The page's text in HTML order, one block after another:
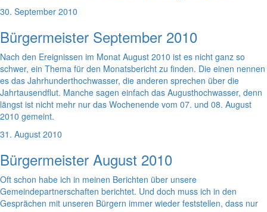
30. September 2010
Bürgermeister September 2010
Nach den Ereignissen im Monat August 2010 ist es nicht ganz so
schwer, ein Thema für den Monatsbericht zu finden. Die einen nennen
es das Jahrhunderthochwasser, die anderen sprechen über die
Jahrtausendflut. Manche sagen einfach das Augusthochwasser, denn
längst ist nicht mehr nur das Wochenende vom 07. und 08. August
2010 gemeint.
31. August 2010
Bürgermeister August 2010
Oft schon habe ich in meinen Berichten über unsere
Gemeindepartnerschaften berichtet. Und doch muss ich in den
Gesprächen mit unseren Bürgern immer wieder feststellen, dass nur